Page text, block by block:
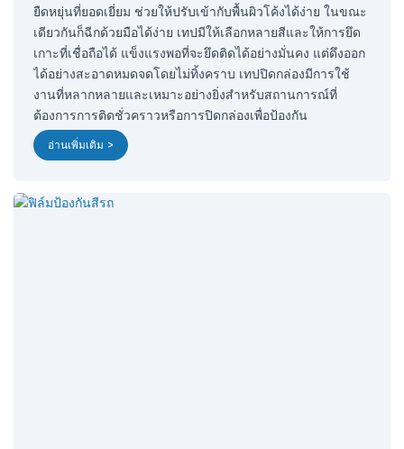
ยืดหยุ่นที่ยอดเยี่ยม ช่วยให้ปรับเข้ากับพื้นผิวโค้งได้ง่าย ในขณะ
เดียวกันก็ฉีกด้วยมือได้ง่าย เทปมีให้เลือกหลายสีและให้การยึด
เกาะที่เชื่อถือได้ แข็งแรงพอที่จะยึดติดได้อย่างมั่นคง แต่ดึงออก
ได้อย่างสะอาดหมดจดโดยไม่ทิ้งคราบ เทปปิดกล่องมีการใช้
งานที่หลากหลายและเหมาะอย่างยิ่งสำหรับสถานการณ์ที่
ต้องการการติดชั่วคราวหรือการปิดกล่องเพื่อป้องกัน
อ่านเพิ่มเติม >